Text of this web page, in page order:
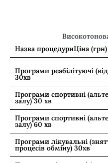
Назва процедуриЦіна (грн)
Програми реабілітуючі
30хв
Програми спортивні
залу) 30 хв
Програми спортивні
залу) 60 хв
Програми лікувальні
процесів обміну) 30хв